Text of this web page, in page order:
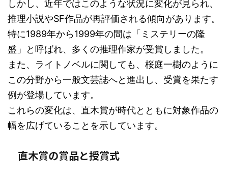
しかし、近年ではこのような状況に変化が見られ、
推理小説やSF作品が再評価される傾向があります。
特に1989年から1999年の間は「ミステリーの隆
盛」と呼ばれ、多くの推理作家が受賞しました。
また、ライトノベルに関しても、桜庭一樹のように
この分野から一般文芸誌へと進出し、受賞を果たす
例が登場しています。
これらの変化は、直木賞が時代とともに対象作品の
幅を広げていることを示しています。
直木賞の賞品と授賞式